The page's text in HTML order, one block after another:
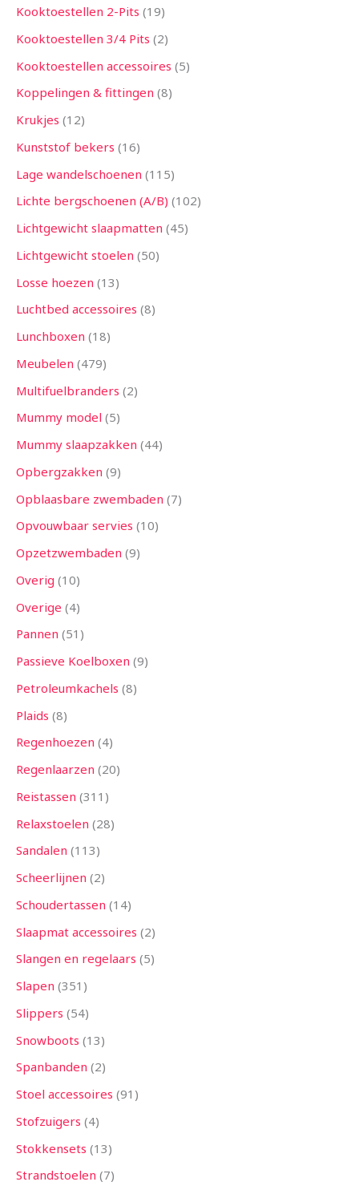
Kooktoestellen 2-Pits 19
Kooktoestellen 3/4 Pits 2
Kooktoestellen accessoires 5
Koppelingen & fittingen 8
Krukjes 12
Kunststof bekers 16
Lage wandelschoenen 115
Lichte bergschoenen (A/B) 102
Lichtgewicht slaapmatten 45
Lichtgewicht stoelen 50
Losse hoezen 13
Luchtbed accessoires 8
Lunchboxen 18
Meubelen 479
Multifuelbranders 2
Mummy model 5
Mummy slaapzakken 44
Opbergzakken 9
Opblaasbare zwembaden 7
Opvouwbaar servies 10
Opzetzwembaden 9
Overig 10
Overige 4
Pannen 51
Passieve Koelboxen 9
Petroleumkachels 8
Plaids 8
Regenhoezen 4
Regenlaarzen 20
Reistassen 311
Relaxstoelen 28
Sandalen 113
Scheerlijnen 2
Schoudertassen 14
Slaapmat accessoires 2
Slangen en regelaars 5
Slapen 351
Slippers 54
Snowboots 13
Spanbanden 2
Stoel accessoires 91
Stofzuigers 4
Stokkensets 13
Strandstoelen 7